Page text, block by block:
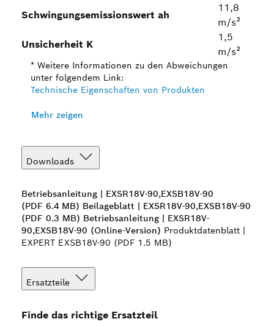
Schwingungsemissionswert ah
11,8
m/s²
Unsicherheit K
1,5
m/s²
* Weitere Informationen zu den Abweichungen
unter folgendem Link:
Technische Eigenschaften von Produkten
Mehr zeigen
Downloads
Betriebsanleitung | EXSR18V-90,EXSB18V-90
(PDF 6.4 MB) Beilageblatt | EXSR18V-90,EXSB18V-90
(PDF 0.3 MB) Betriebsanleitung | EXSR18V-
90,EXSB18V-90 (Online-Version) Produktdatenblatt |
EXPERT EXSB18V-90 (PDF 1.5 MB)
Ersatzteile
Finde das richtige Ersatzteil